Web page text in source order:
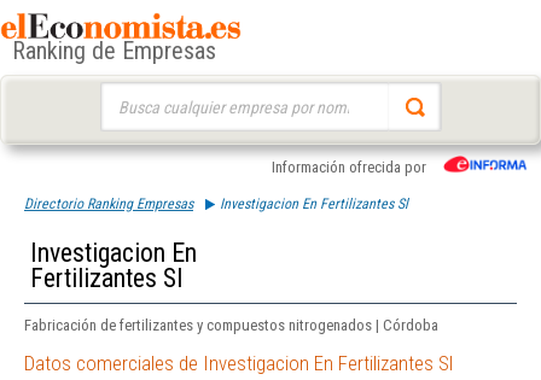
Ranking de Empresas
Información ofrecida por
Directorio Ranking Empresas Investigacion En Fertilizantes Sl
Investigacion En
Fertilizantes Sl
Fabricación de fertilizantes y compuestos nitrogenados | Córdoba
Datos comerciales de Investigacion En Fertilizantes Sl